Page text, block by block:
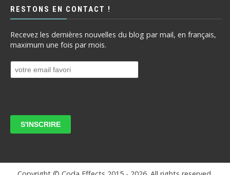
RESTONS EN CONTACT !
Recevez les dernières nouvelles du blog par mail, en français,
maximum une fois par mois.